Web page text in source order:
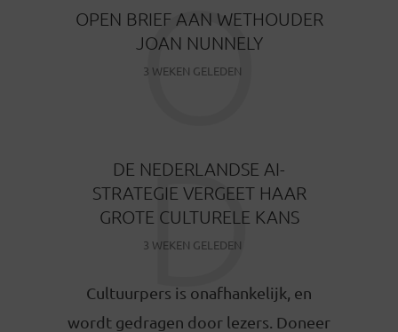
OPEN BRIEF AAN WETHOUDER
JOAN NUNNELY
3 WEKEN GELEDEN
O
DE NEDERLANDSE AI-
STRATEGIE VERGEET HAAR
GROTE CULTURELE KANS
3 WEKEN GELEDEN
D
Cultuurpers is onafhankelijk, en
wordt gedragen door lezers. Doneer